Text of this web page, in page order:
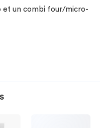
et un combi four/micro-